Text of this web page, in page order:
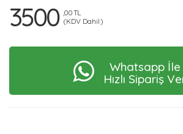
3500 ,00 TL
(KDV Dahil)
Whatsapp İle
Hızlı Sipariş